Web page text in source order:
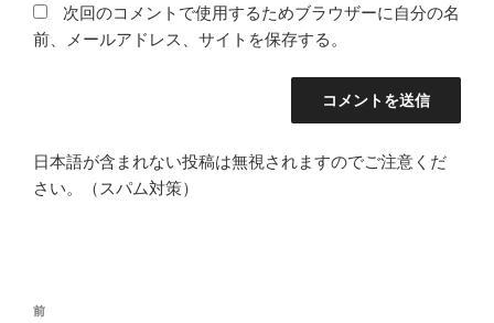
次回のコメントで使用するためブラウザーに自分の名
前、メールアドレス、サイトを保存する。
日本語が含まれない投稿は無視されますのでご注意くだ
さい。（スパム対策）
投
前
前